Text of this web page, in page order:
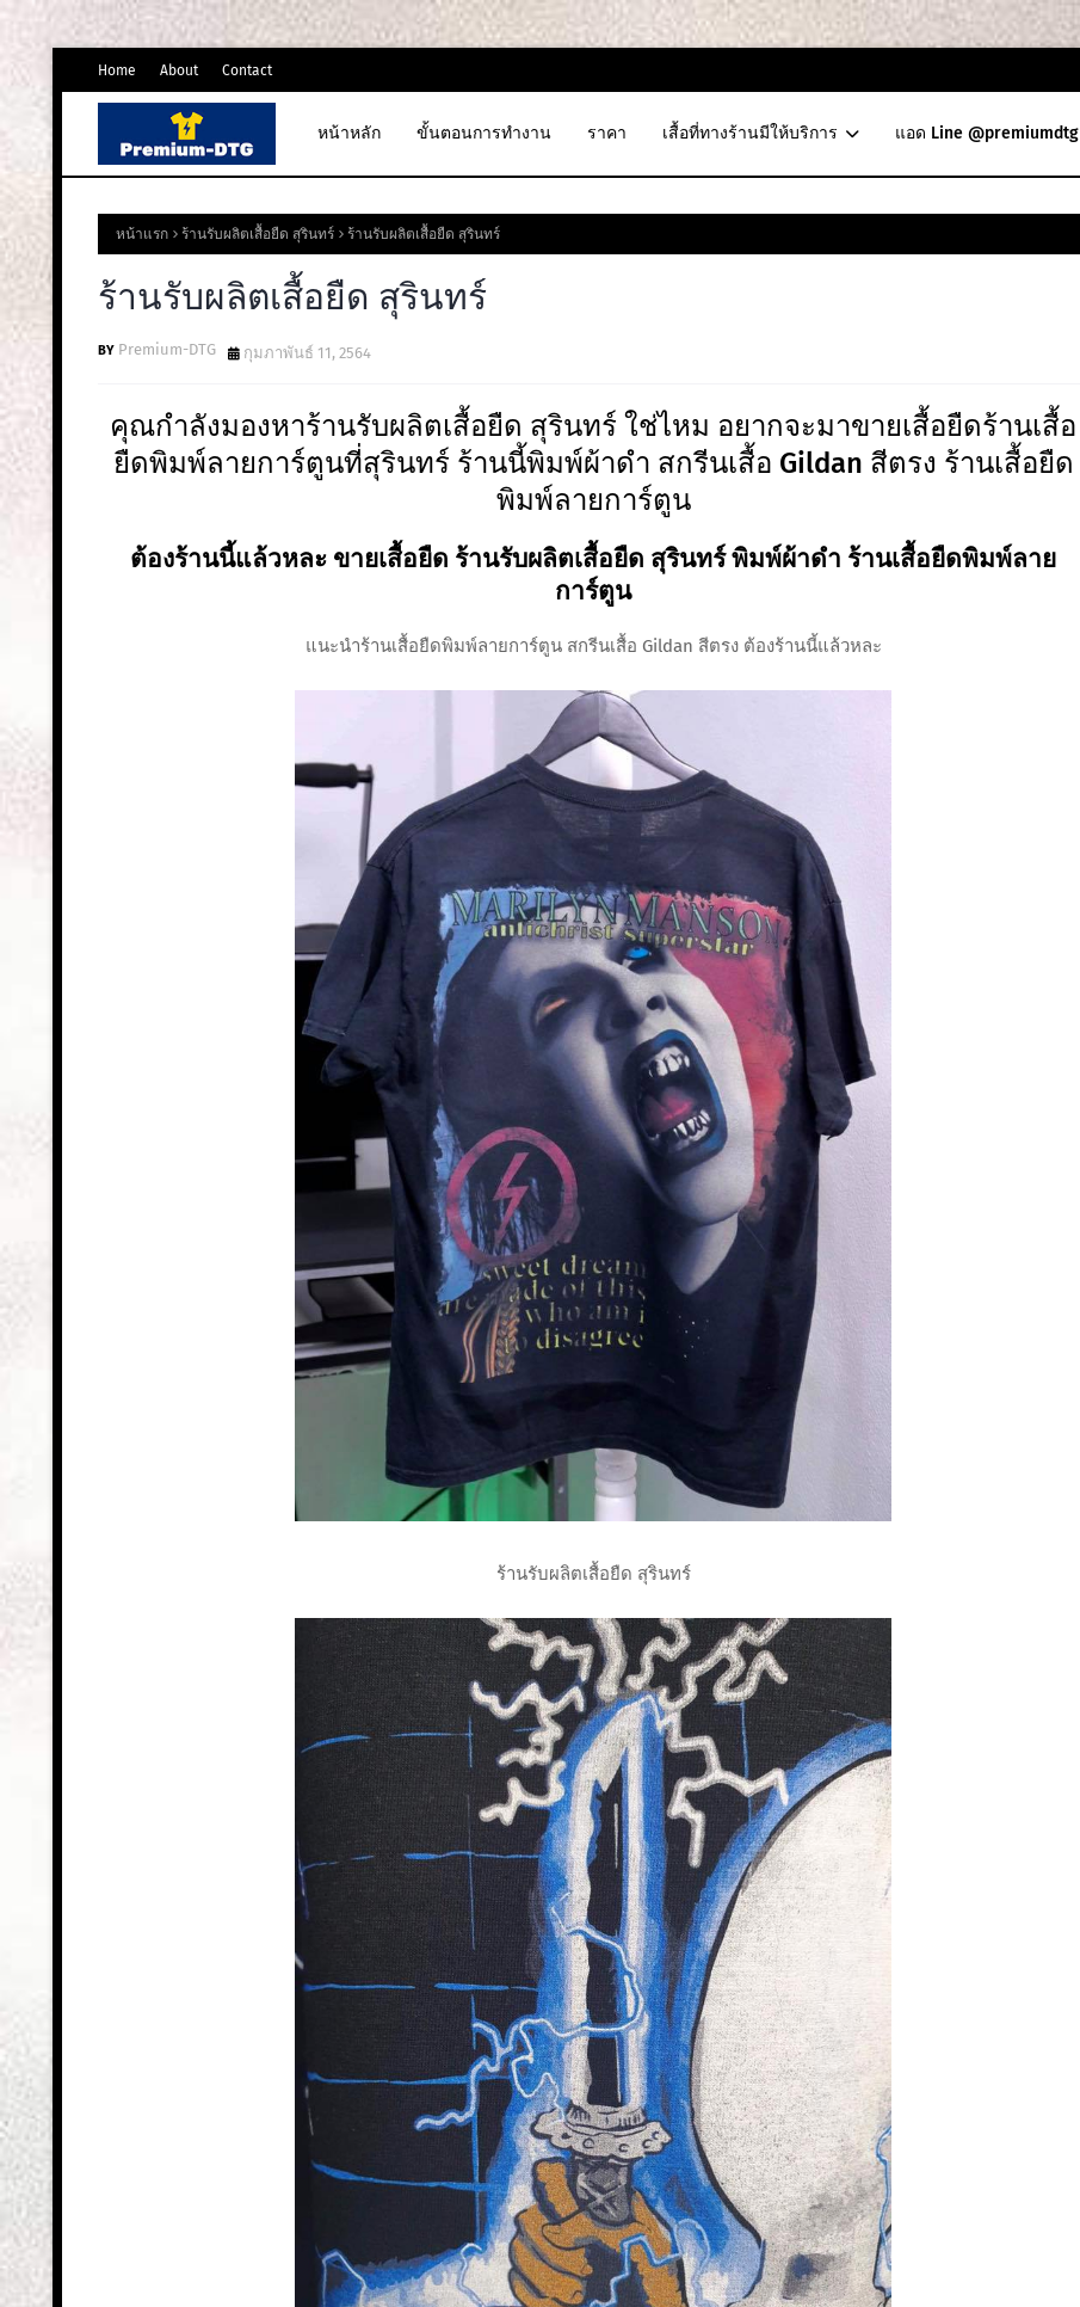
Home About Contact
หน้าหลัก ขั้นตอนการทำงาน ราคา เสื้อที่ทางร้านมีให้บริการ แอด Line @premiumdtg
หน้าแรก ร้านรับผลิตเสื้อยืด สุรินทร์ ร้านรับผลิตเสื้อยืด สุรินทร์
ร้านรับผลิตเสื้อยืด สุรินทร์
Premium-DTG กุมภาพันธ์ 11, 2564
คุณกำลังมองหาร้านรับผลิตเสื้อยืด สุรินทร์ ใช่ไหม อยากจะมาขายเสื้อยืดร้านเสื้อ
ยืดพิมพ์ลายการ์ตูนที่สุรินทร์ ร้านนี้พิมพ์ผ้าดำ สกรีนเสื้อ Gildan สีตรง ร้านเสื้อยืด
พิมพ์ลายการ์ตูน
ต้องร้านนี้แล้วหละ ขายเสื้อยืด ร้านรับผลิตเสื้อยืด สุรินทร์ พิมพ์ผ้าดำ ร้านเสื้อยืดพิมพ์ลาย
การ์ตูน
แนะนำร้านเสื้อยืดพิมพ์ลายการ์ตูน สกรีนเสื้อ Gildan สีตรง ต้องร้านนี้แล้วหละ
ร้านรับผลิตเสื้อยืด สุรินทร์